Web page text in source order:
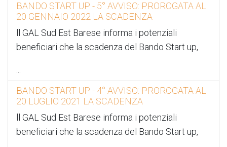
BANDO START UP - 5° AVVISO: PROROGATA AL
20 GENNAIO 2022 LA SCADENZA
ll GAL Sud Est Barese informa i potenziali
beneficiari che la scadenza del Bando Start up,
...
BANDO START UP - 4° AVVISO: PROROGATA AL
20 LUGLIO 2021 LA SCADENZA
ll GAL Sud Est Barese informa i potenziali
beneficiari che la scadenza del Bando Start up,